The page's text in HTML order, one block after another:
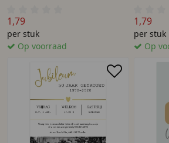
1,79
per stuk
Op voorraad
1,79
per stuk
Op